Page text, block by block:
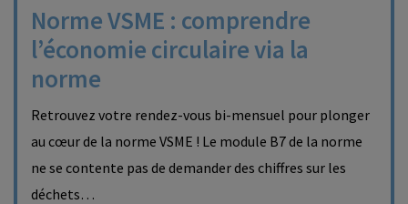
Norme VSME : comprendre
l’économie circulaire via la
norme
Retrouvez votre rendez-vous bi-mensuel pour plonger
au cœur de la norme VSME ! Le module B7 de la norme
ne se contente pas de demander des chiffres sur les
déchets…